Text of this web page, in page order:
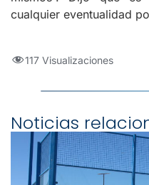
cualquier eventualidad
117 Visualizaciones
Noticias